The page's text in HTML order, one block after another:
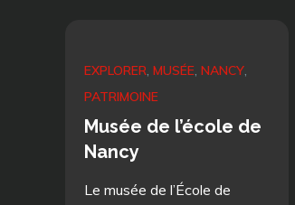
EXPLORER MUSÉE NANCY
PATRIMOINE
Musée de l’école de
Nancy
Le musée de l’École de